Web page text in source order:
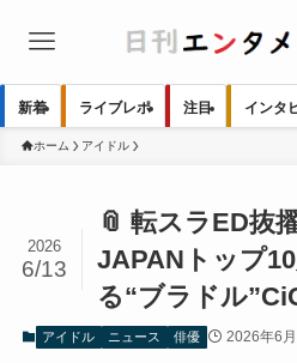
新着 ライブレポ 注目 インタ
ホーム アイドル
📎 転スラED抜
JAPANトップ
る“ブラドル
2026
6/13
アイドル ニュース 俳優 2026年6